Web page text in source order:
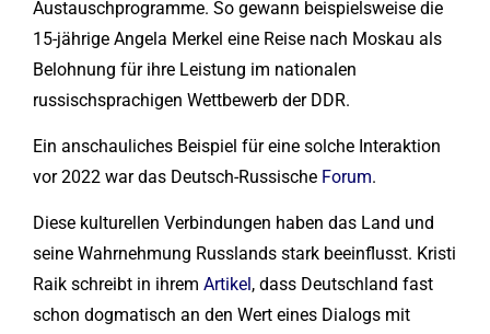
Austauschprogramme. So gewann beispielsweise die
15-jährige Angela Merkel eine Reise nach Moskau als
Belohnung für ihre Leistung im nationalen
russischsprachigen Wettbewerb der DDR.
Ein anschauliches Beispiel für eine solche Interaktion
vor 2022 war das Deutsch-Russische Forum.
Diese kulturellen Verbindungen haben das Land und
seine Wahrnehmung Russlands stark beeinflusst. Kristi
Raik schreibt in ihrem Artikel , dass Deutschland fast
schon dogmatisch an den Wert eines Dialogs mit